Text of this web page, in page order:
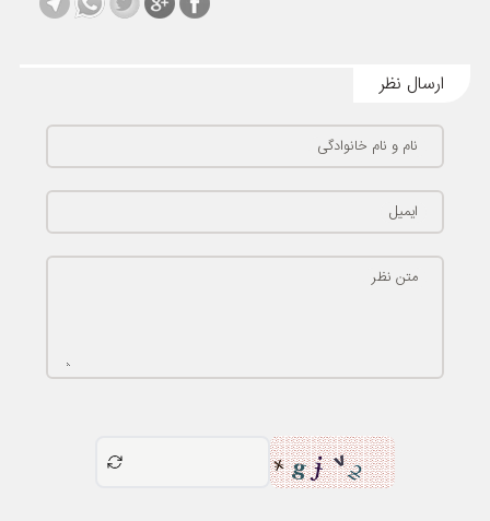
ارسال نظر
نام و نام خانوادگی
ایمیل
متن نظر